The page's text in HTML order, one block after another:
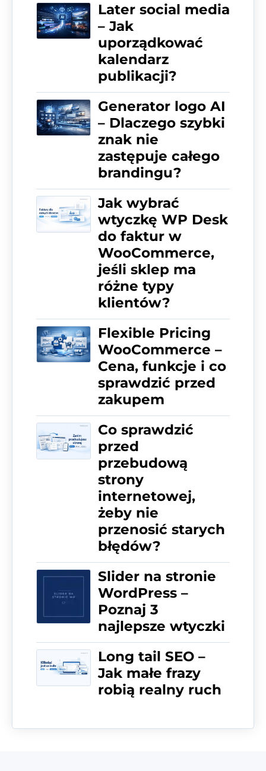
Later social media
– Jak
uporządkować
kalendarz
publikacji?
Generator logo AI
– Dlaczego szybki
znak nie
zastępuje całego
brandingu?
Jak wybrać
wtyczkę WP Desk
do faktur w
WooCommerce,
jeśli sklep ma
różne typy
klientów?
Flexible Pricing
WooCommerce –
Cena, funkcje i co
sprawdzić przed
zakupem
Co sprawdzić
przed
przebudową
strony
internetowej,
żeby nie
przenosić starych
błędów?
Slider na stronie
WordPress –
Poznaj 3
najlepsze wtyczki
Long tail SEO –
Jak małe frazy
robią realny ruch